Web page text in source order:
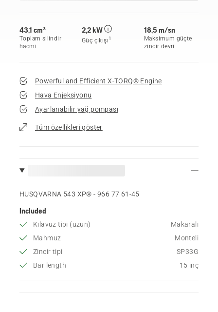
43,1 cm³
Toplam silindir
hacmi
2,2 kW
Güç çıkışı1
18,5 m/sn
Maksimum güçte
zincir devri
Powerful and Efficient X-TORQ® Engine
Hava Enjeksiyonu
Ayarlanabilir yağ pompası
Tüm özellikleri göster
HUSQVARNA 543 XP® - 966 77 61‑45
Included
Kılavuz tipi (uzun)
Makaralı
Mahmuz
Monteli
Zincir tipi
SP33G
Bar length
15 inç